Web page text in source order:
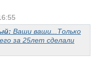
Ваши ваши...Только
за 25лет сделали